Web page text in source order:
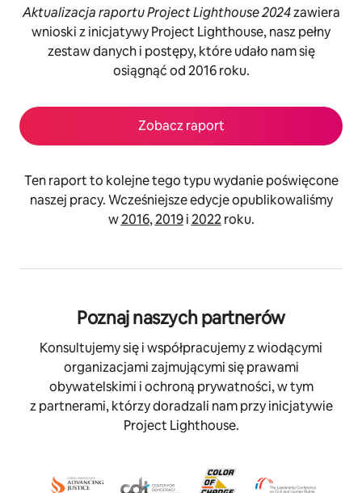
Aktualizacja raportu Project Lighthouse 2024zawiera
wnioski z inicjatywy Project Lighthouse, nasz pełny
zestaw danych i postępy, które udało nam się
osiągnąć od 2016 roku.
Zobacz raport
Ten raport to kolejne tego typu wydanie poświęcone
naszej pracy. Wcześniejsze edycje opublikowaliśmy
w2016,2019i2022roku.
Poznaj naszych partnerów
Konsultujemy się i współpracujemy z wiodącymi
organizacjami zajmującymi się prawami
obywatelskimi i ochroną prywatności, w tym
z partnerami, którzy doradzali nam przy inicjatywie
Project Lighthouse.